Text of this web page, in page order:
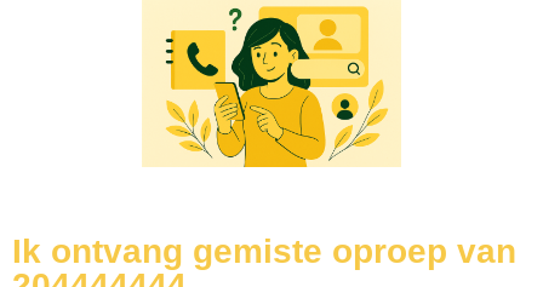
Ik ontvang gemiste oproep van